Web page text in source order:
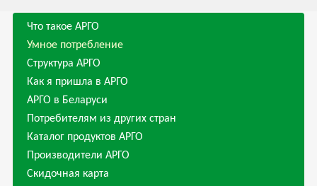
Что такое АРГО
Умное потребление
Структура АРГО
Как я пришла в АРГО
АРГО в Беларуси
Потребителям из других стран
Каталог продуктов АРГО
Производители АРГО
Скидочная карта